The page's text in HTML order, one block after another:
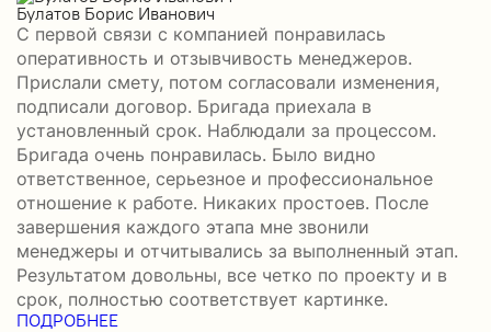
Булатов Борис Иванович
С первой связи с компанией понравилась
оперативность и отзывчивость менеджеров.
Прислали смету, потом согласовали изменения,
подписали договор. Бригада приехала в
установленный срок. Наблюдали за процессом.
Бригада очень понравилась. Было видно
ответственное, серьезное и профессиональное
отношение к работе. Никаких простоев. После
завершения каждого этапа мне звонили
менеджеры и отчитывались за выполненный этап.
Результатом довольны, все четко по проекту и в
срок, полностью соответствует картинке.
ПОДРОБНЕЕ